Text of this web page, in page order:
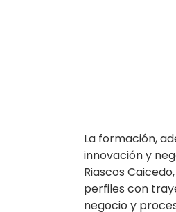
La formación,
innovación y
Riascos
perfiles con
negocio y